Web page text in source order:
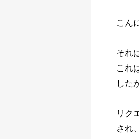
他のアプロー
次に検討し
れにより、
私が言った
Jan Ulrich
Ubuntu上の
これを確認
以下は私たち
よろしくお願
こん
それ
これ
した
リク
され